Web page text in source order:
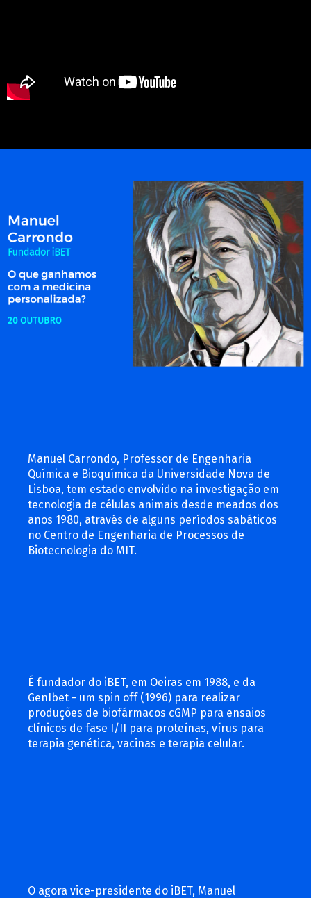
Manuel Carrondo, Professor de Engenharia
Química e Bioquímica da Universidade Nova de
Lisboa, tem estado envolvido na investigação em
tecnologia de células animais desde meados dos
anos 1980, através de alguns períodos sabáticos
no Centro de Engenharia de Processos de
Biotecnologia do MIT.
É fundador do iBET, em Oeiras em 1988, e da
GenIbet - um spin off (1996) para realizar
produções de biofármacos cGMP para ensaios
clínicos de fase I/II para proteínas, vírus para
terapia genética, vacinas e terapia celular.
O agora vice-presidente do iBET, Manuel